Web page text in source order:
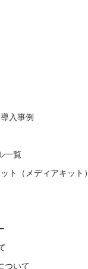
入事例
一覧
ト（メディアキット）
ついて